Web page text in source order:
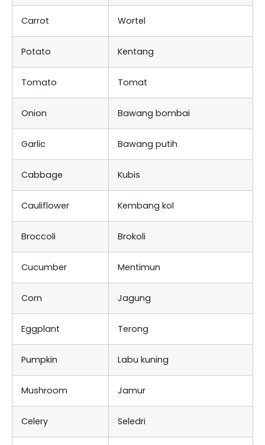
Carrot Wortel
Potato Kentang
Tomato Tomat
Onion Bawang bombai
Garlic Bawang putih
Cabbage Kubis
Cauliflower Kembang kol
Broccoli Brokoli
Cucumber Mentimun
Corn Jagung
Eggplant Terong
Pumpkin Labu kuning
Mushroom Jamur
Celery Seledri